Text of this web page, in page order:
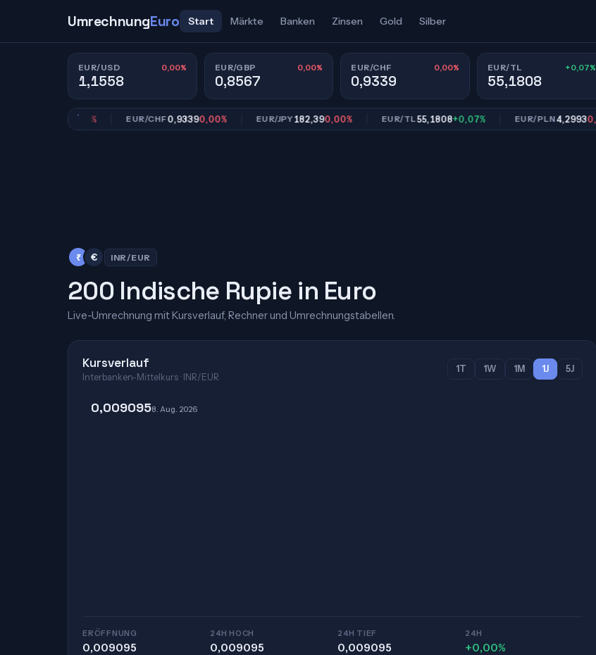
UmrechnungEuro Start Märkte Banken Zinsen Gold Silber
EUR/USD 0,00%
1,1558
EUR/GBP 0,00%
0,8567
EUR/CHF 0,00%
0,9339
EUR/TL +0,07%
55,1808
EUR/CHF0,93390,00% EUR/JPY182,390,00% EUR/TL55,1808+0,07% EUR/PLN4,29930,00%
₹ € INR/EUR
200 Indische Rupie in Euro
Live-Umrechnung mit Kursverlauf, Rechner und Umrechnungstabellen.
Kursverlauf
Interbanken-Mittelkurs · INR/EUR
1T 1W 1M 1J 5J
0,0090958. Aug. 2026
ERÖFFNUNG
0,009095
24H HOCH
0,009095
24H TIEF
0,009095
24H
+0,00%